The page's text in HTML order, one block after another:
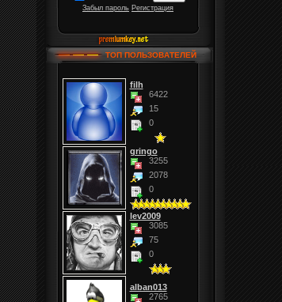
Забыл пароль Регистрация
ТОП ПОЛЬЗОВАТЕЛЕЙ
filh
6422
15
0
gringo
3255
2078
0
lev2009
3085
75
0
alban013
2765